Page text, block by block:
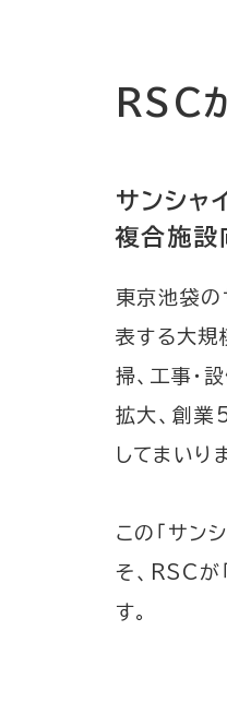
RSC
サンシャ
複合施設
東京池袋の
表する大規
掃、工事・
拡大、創業
してまいり
この「サン
そ、RSCが
す。